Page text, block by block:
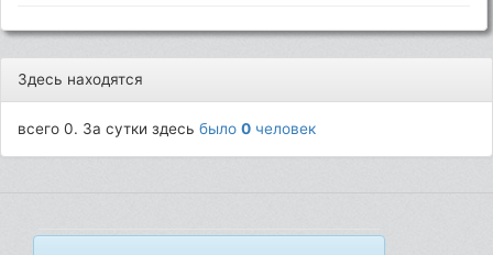
Здесь находятся
всего 0. За сутки здесьбыло0 человек